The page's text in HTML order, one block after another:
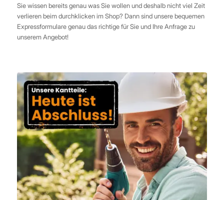
Sie wissen bereits genau was Sie wollen und deshalb nicht viel Zeit
verlieren beim durchklicken im Shop? Dann sind unsere bequemen
Expressformulare genau das richtige für Sie und Ihre Anfrage zu
unserem Angebot!